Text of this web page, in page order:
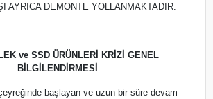
AYRICA DEMONTE YOLLANMAKTADIR.
ve SSD ÜRÜNLERİ KRİZİ GENEL
BİLGİLENDİRMESİ
başlayan ve uzun bir süre devam